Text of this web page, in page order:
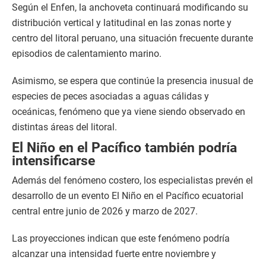
Según el Enfen, la anchoveta continuará modificando su
distribución vertical y latitudinal en las zonas norte y
centro del litoral peruano, una situación frecuente durante
episodios de calentamiento marino.
Asimismo, se espera que continúe la presencia inusual de
especies de peces asociadas a aguas cálidas y
oceánicas, fenómeno que ya viene siendo observado en
distintas áreas del litoral.
El Niño en el Pacífico también podría
intensificarse
Además del fenómeno costero, los especialistas prevén el
desarrollo de un evento El Niño en el Pacífico ecuatorial
central entre junio de 2026 y marzo de 2027.
Las proyecciones indican que este fenómeno podría
alcanzar una intensidad fuerte entre noviembre y